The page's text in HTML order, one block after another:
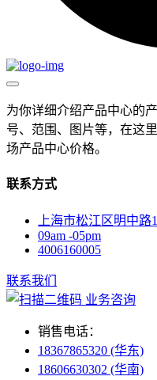
为你详细介绍产品中心的
号、范围、图片等，在这
场产品中心价格。
联系方式
上海市松江区明中路
09am -05pm
4006160005
联系我们
业务咨询
销售电话：
18367865320 (华东)
18606630302 (华南)